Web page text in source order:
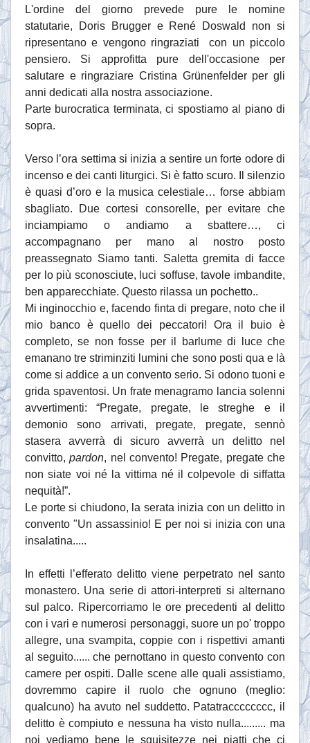
L'ordine del giorno prevede pure le nomine
statutarie, Doris Brugger e René Doswald non si
ripresentano e vengono ringraziati con un piccolo
pensiero. Si approfitta pure dell'occasione per
salutare e ringraziare Cristina Grünenfelder per gli
anni dedicati alla nostra associazione.
Parte burocratica terminata, ci spostiamo al piano di
sopra.
Verso l’ora settima si inizia a sentire un forte odore di
incenso e dei canti liturgici. Si è fatto scuro. Il silenzio
è quasi d’oro e la musica celestiale… forse abbiam
sbagliato. Due cortesi consorelle, per evitare che
inciampiamo o andiamo a sbattere…, ci
accompagnano per mano al nostro posto
preassegnato Siamo tanti. Saletta gremita di facce
per lo più sconosciute, luci soffuse, tavole imbandite,
ben apparecchiate. Questo rilassa un pochetto..
Mi inginocchio e, facendo finta di pregare, noto che il
mio banco è quello dei peccatori! Ora il buio è
completo, se non fosse per il barlume di luce che
emanano tre striminziti lumini che sono posti qua e là
come si addice a un convento serio. Si odono tuoni e
grida spaventosi. Un frate menagramo lancia solenni
avvertimenti: “Pregate, pregate, le streghe e il
demonio sono arrivati, pregate, pregate, sennò
stasera avverrà di sicuro avverrà un delitto nel
convitto,pardon, nel convento! Pregate, pregate che
non siate voi né la vittima né il colpevole di siffatta
nequità!”.
Le porte si chiudono, la serata inizia con un delitto in
convento "Un assassinio! E per noi si inizia con una
insalatina.....
In effetti l’efferato delitto viene perpetrato nel santo
monastero. Una serie di attori-interpreti si alternano
sul palco. Ripercorriamo le ore precedenti al delitto
con i vari e numerosi personaggi, suore un po' troppo
allegre, una svampita, coppie con i rispettivi amanti
al seguito...... che pernottano in questo convento con
camere per ospiti. Dalle scene alle quali assistiamo,
dovremmo capire il ruolo che ognuno (meglio:
qualcuno) ha avuto nel suddetto. Patatracccccccc, il
delitto è compiuto e nessuna ha visto nulla......... ma
noi vediamo bene le squisitezze nei piatti che ci